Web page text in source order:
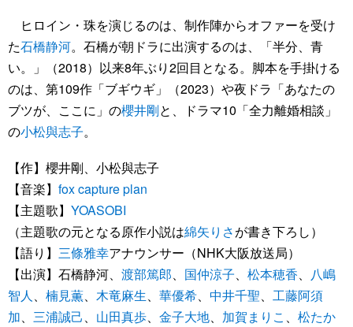
ヒロイン・珠を演じるのは、制作陣からオファーを受け
た石橋静河。石橋が朝ドラに出演するのは、「半分、青
い。」（2018）以来8年ぶり2回目となる。脚本を手掛ける
のは、第109作「ブギウギ」（2023）や夜ドラ「あなたの
ブツが、ここに」の櫻井剛と、ドラマ10「全力離婚相談」
の小松與志子。
【作】櫻井剛、小松與志子
【音楽】 fox capture plan
【主題歌】 YOASOBI
（主題歌の元となる原作小説は綿矢りさが書き下ろし）
【語り】 三條雅幸アナウンサー（NHK大阪放送局）
【出演】石橋静河、 渡部篤郎、 国仲涼子、 松本穂香、 八嶋
智人、 楠見薫、 木竜麻生、 華優希、 中井千聖、 工藤阿須
加、 三浦誠己、 山田真歩、 金子大地、 加賀まりこ 、 松たか